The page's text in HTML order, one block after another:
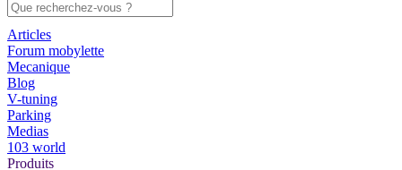
Articles
Forum mobylette
Mecanique
Blog
V-tuning
Parking
Medias
103 world
Produits